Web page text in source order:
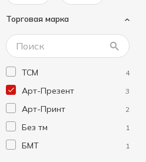
Торговая марка
TCM 4
Арт-Презент 3
Арт-Принт 2
Без тм 1
БМТ 1